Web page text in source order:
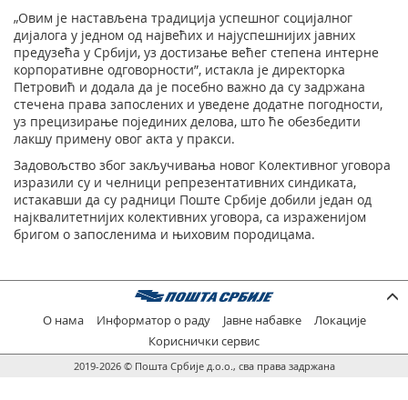
„Овим је настављена традиција успешног социјалног
дијалога у једном од највећих и најуспешнијих јавних
предузећа у Србији, уз достизање већег степена интерне
корпоративне одговорности”, истакла је директорка
Петровић и додала да је посебно важно да су задржана
стечена права запослених и уведене додатне погодности,
уз прецизирање појединих делова, што ће обезбедити
лакшу примену овог акта у пракси.
Задовољство због закључивања новог Колективног уговора
изразили су и челници репрезентативних синдиката,
истакавши да су радници Поште Србије добили један од
најквалитетнијих колективних уговора, са израженијом
бригом о запосленима и њиховим породицама.
О нама Информатор о раду Јавне набавке
Локације
Кориснички сервис
2019-2026 © Пошта Србије д.о.о., сва права задржана